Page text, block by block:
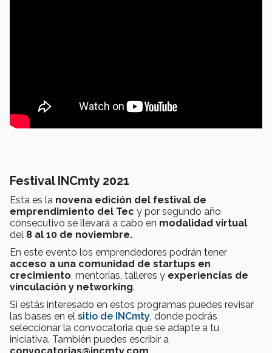
Festival INCmty 2021
Esta es la novena edición del festival de
emprendimiento del Tec y por segundo año
consecutivo se llevará a cabo en modalidad virtual
del 8 al 10 de noviembre.
En este evento los emprendedores podrán tener
acceso a una comunidad de startups en
crecimiento , mentorías, talleres y experiencias de
vinculación y networking.
Si estás interesado en estos programas puedes revisar
las bases en el sitio de INCmty , donde podrás
seleccionar la convocatoria que se adapte a tu
iniciativa. También puedes escribir a